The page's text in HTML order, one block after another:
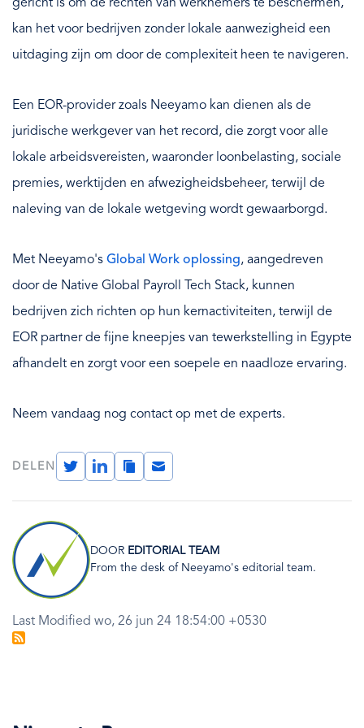
gericht is om de rechten van werknemers te beschermen,
kan het voor bedrijven zonder lokale aanwezigheid een
uitdaging zijn om door de complexiteit heen te navigeren.
Een EOR-provider zoals Neeyamo kan dienen als de
juridische werkgever van het record, die zorgt voor alle
lokale arbeidsvereisten, waaronder loonbelasting, sociale
premies, werktijden en afwezigheidsbeheer, terwijl de
naleving van de lokale wetgeving wordt gewaarborgd.
Met Neeyamo's Global Work oplossing, aangedreven
door de Native Global Payroll Tech Stack, kunnen
bedrijven zich richten op hun kernactiviteiten, terwijl de
EOR partner de fijne kneepjes van tewerkstelling in Egypte
afhandelt en zorgt voor een soepele en naadloze ervaring.
Neem vandaag nog contact op met de experts.
DELEN
TwitterLinkedInCopy
Link
Email
Afbeelding
DOOR EDITORIAL TEAM
From the desk of Neeyamo's editorial team.
Last Modified wo, 26 jun 24 18:54:00 +0530